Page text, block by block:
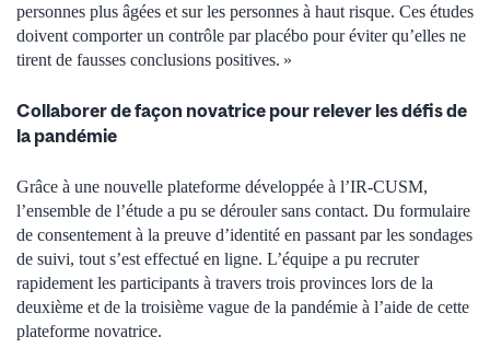
personnes plus âgées et sur les personnes à haut risque. Ces études
doivent comporter un contrôle par placébo pour éviter qu’elles ne
tirent de fausses conclusions positives. »
Collaborer de façon novatrice pour relever les défis de
la pandémie
Grâce à une nouvelle plateforme développée à l’IR-CUSM,
l’ensemble de l’étude a pu se dérouler sans contact. Du formulaire
de consentement à la preuve d’identité en passant par les sondages
de suivi, tout s’est effectué en ligne. L’équipe a pu recruter
rapidement les participants à travers trois provinces lors de la
deuxième et de la troisième vague de la pandémie à l’aide de cette
plateforme novatrice.